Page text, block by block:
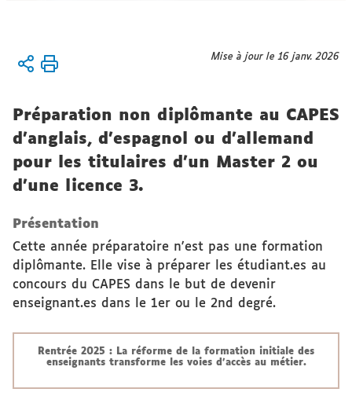
Vous
Accueil
Préparation
concours et
agrégations
au CAPES
Mise à jour le 16 janv. 2026
Préparation non diplômante au CAPES
d'anglais, d'espagnol ou d'allemand
pour les titulaires d'un Master 2 ou
d'une licence 3.
Présentation
Cette année préparatoire n'est pas une formation
diplômante. Elle vise à préparer les étudiant.es au
concours du CAPES dans le but de devenir
enseignant.es dans le 1er ou le 2nd degré.
Rentrée 2025 : La réforme de la formation initiale des
enseignants transforme les voies d'accès au métier.